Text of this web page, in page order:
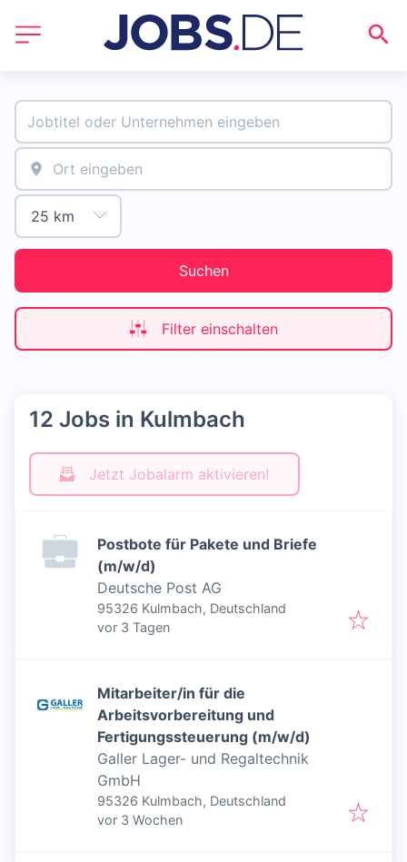
Suchen
Filter einschalten
12 Jobs in Kulmbach
Jetzt Jobalarm aktivieren!
Postbote für Pakete und Briefe
(m/w/d)
Deutsche Post AG
95326 Kulmbach, Deutschland
Veröffentlicht
vor 3 Tagen
Mitarbeiter/in für die
Arbeitsvorbereitung und
Fertigungssteuerung (m/w/d)
Galler Lager- und Regaltechnik
GmbH
95326 Kulmbach, Deutschland
Veröffentlicht:
vor 3 Wochen